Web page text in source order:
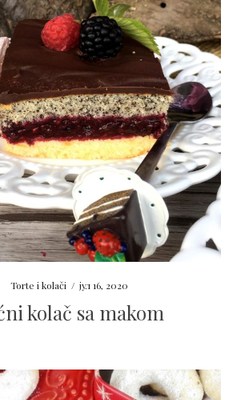
Torte i kolači / јул 16, 2020
kolač sa makom